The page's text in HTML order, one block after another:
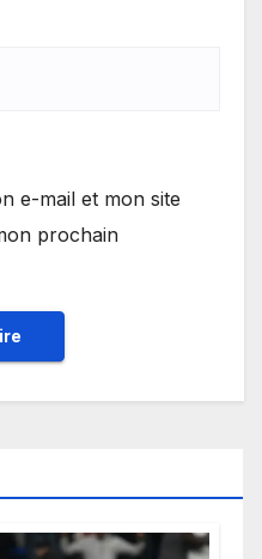
e-mail et mon site
prochain